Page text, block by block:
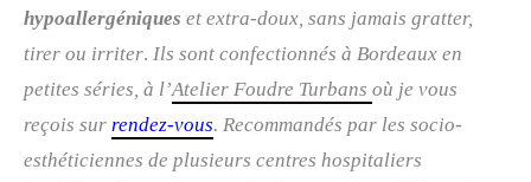
hypoallergéniques et extra-doux, sans jamais gratter,
tirer ou irriter. Ils sont confectionnés à Bordeaux en
petites séries, à l’Atelier Foudre Turbans où je vous
reçois sur rendez-vous. Recommandés par les socio-
esthéticiennes de plusieurs centres hospitaliers